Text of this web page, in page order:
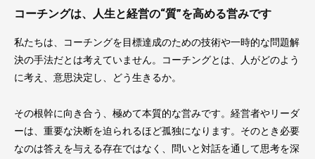
コーチングは、人生と経営の“質”を高める営みです
私たちは、コーチングを目標達成のための技術や一時的な問題解
決の手法だとは考えていません。コーチングとは、人がどのよう
に考え、意思決定し、どう生きるか。
その根幹に向き合う、極めて本質的な営みです。経営者やリーダ
ーは、重要な決断を迫られるほど孤独になります。そのとき必要
なのは答えを与える存在ではなく、問いと対話を通して思考を深